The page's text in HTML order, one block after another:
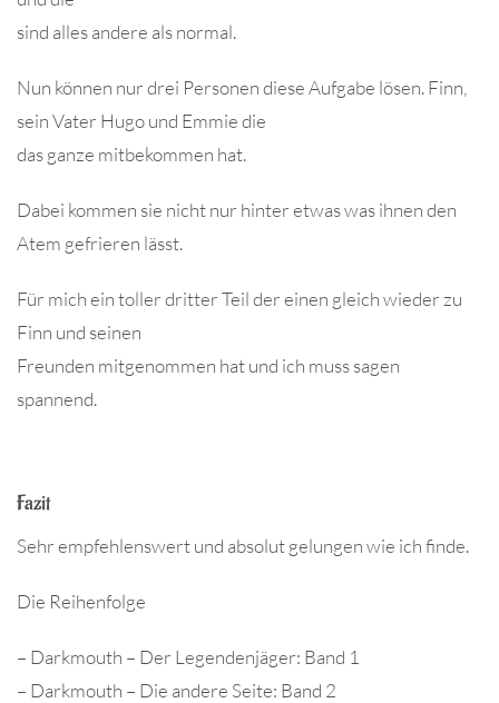
sind alles andere als normal.
Nun können nur drei Personen diese Aufgabe lösen. Finn,
sein Vater Hugo und Emmie die
das ganze mitbekommen hat.
Dabei kommen sie nicht nur hinter etwas was ihnen den
Atem gefrieren lässt.
Für mich ein toller dritter Teil der einen gleich wieder zu
Finn und seinen
Freunden mitgenommen hat und ich muss sagen
spannend.
Fazit
Sehr empfehlenswert und absolut gelungen wie ich finde.
Die Reihenfolge
– Darkmouth – Der Legendenjäger: Band 1
– Darkmouth – Die andere Seite: Band 2